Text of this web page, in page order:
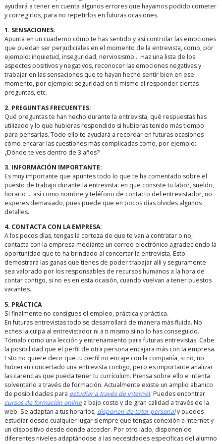
ayudará a tener en cuenta algunos errores que hayamos podido cometer
y corregirlos, para no repetirlos en futuras ocasiones.
1. SENSACIONES:
Apunta en un cuaderno cómo te has sentido y así controlar las emociones
que puedan ser perjudiciales en el momento de la entrevista, como, por
ejemplo: inquietud, inseguridad, nerviosismo… Haz una lista de los
aspectos positivos y negativos, reconocer las emociones negativas y
trabajar en las sensaciones que te hayan hecho sentir bien en ese
momento, por ejemplo: seguridad en ti mismo al responder ciertas
preguntas, etc.
2. PREGUNTAS FRECUENTES:
Qué preguntas te han hecho durante la entrevista, qué respuestas has
utilizado y lo que hubieras respondido si hubieras tenido más tiempo
para pensarlas. Todo ello te ayudará a recordar en futuras ocasiones
cómo encarar las cuestiones más complicadas como, por ejemplo:
¿Dónde te ves dentro de 3 años?
3. INFORMACIÓN IMPORTANTE:
Es muy importante que apuntes todo lo que te ha comentado sobre el
puesto de trabajo durante la entrevista: en que consiste tu labor, sueldo,
horario … así como nombre y teléfono de contacto del entrevistador, no
esperes demasiado, pues puede que en pocos días olvides algunos
detalles.
4. CONTACTA CON LA EMPRESA:
A los pocos días, tengas la certeza de que te van a contratar o no,
contacta con la empresa mediante un correo electrónico agradeciendo la
oportunidad que te ha brindado al concertar la entrevista. Esto
demostrará las ganas que tienes de poder trabajar allí y seguramente
sea valorado por los responsables de recursos humanos a la hora de
contar contigo, si no es en esta ocasión, cuando vuelvan a tener puestos
vacantes.
5. PRÁCTICA
Si finalmente no consigues el empleo, práctica y práctica.
En futuras entrevistas todo se desarrollará de manera más fluida. No
eches la culpa al entrevistador ni a ti mismo si no lo has conseguido.
Tómalo como una lección y entrenamiento para futuras entrevistas. Cabe
la posibilidad que el perfil de otra persona encajara más con la empresa.
Esto no quiere decir que tu perfil no encaje con la compañía, si no, no
hubieran concertado una entrevista contigo, pero es importante analizar
las carencias que pueda tener tu currículum. Piensa sobre ello e intenta
solventarlo a través de formación. Actualmente existe un amplio abanico
de posibilidades para estudiar a través de internet. Puedes encontrar
cursos de formación onlinea bajo coste y de gran calidad a través de la
web. Se adaptan a tus horarios, disponen de tutor personaly puedes
estudiar desde cualquier lugar siempre que tengas conexión a internet y
un dispositivo desde donde acceder. Por otro lado, disponen de
diferentes niveles adaptándose a las necesidades específicas del alumno